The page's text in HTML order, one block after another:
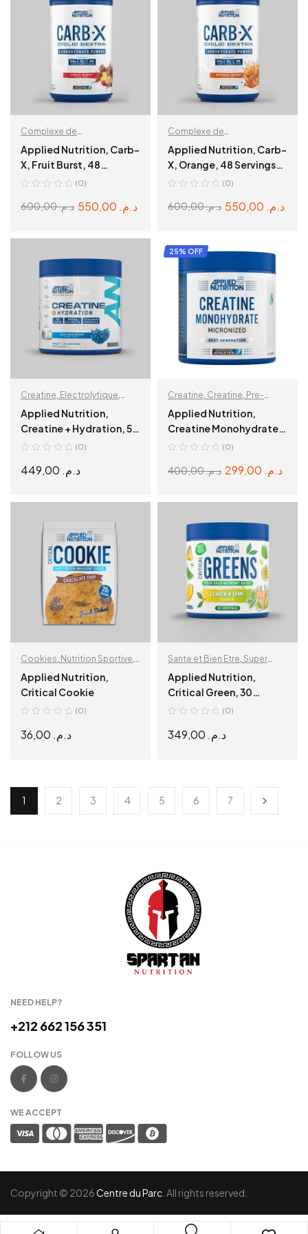
Complexe de
Carbohydrates,
Récupération & Hydratation
Applied Nutrition, Carb-
X, Fruit Burst, 48
Servings, 1,2kg
(0)
د.م.600,00 د.م.
Complexe de
Carbohydrates,
Récupération & Hydratation
Applied Nutrition, Carb-
X, Orange, 48 Servings
1,2kg
(0)
د.م.600,00 د.م.
ADD TO CART
Creatine Electrolytique
Prise de Masse,
Récupération & Hydratation
Applied Nutrition,
Creatine + Hydration, 5g
Creatine, 800mg
Vitamines & Minéraux
(0)
د.م.
25% OFF
Creatine Creatine Pre-
Workout, Prise de Masse
Récupération & Hydratation
Applied Nutrition,
Creatine Monohydrates,
250 g, 50 Servings
(0)
د.م.400,00 د.م.
Cookies, Nutrition Sportive,
Snacks protéinés
Applied Nutrition,
Critical Cookie
(0)
د.م.
Sante et Bien Etre, Super
Aliments
Applied Nutrition,
Critical Green, 30
Servings. Lemon Lime
(0)
د.م.
1 2 3 4 5 6 7
NEED HELP?
+212 662 156 351
FOLLOW US
WE ACCEPT
Copyright © 2026Centre du Parc . All rights reserved.